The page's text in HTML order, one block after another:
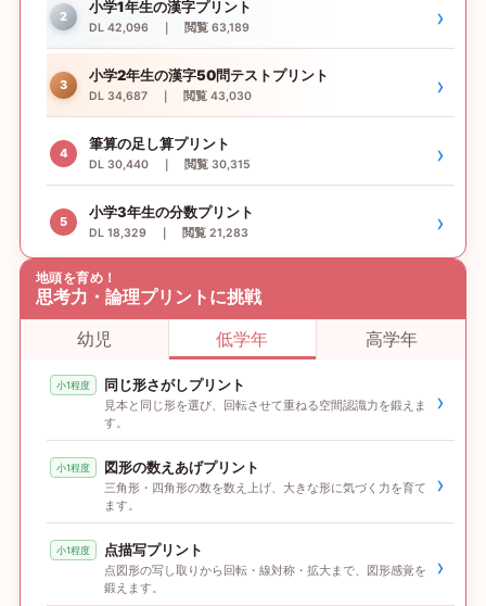
2
小学1年生の漢字プリント
DL 42,096 ｜ 閲覧 63,189 ›
3
小学2年生の漢字50問テストプリント
DL 34,687 ｜ 閲覧 43,030 ›
4
筆算の足し算プリント
DL 30,440 ｜ 閲覧 30,315 ›
5
小学3年生の分数プリント
DL 18,329 ｜ 閲覧 21,283 ›
地頭を育め！
思考力・論理プリントに挑戦
幼児
低学年 高学年
小1程度 同じ形さがしプリント
見本と同じ形を選び、回転させて重ねる空間認識力を鍛えま
す。
›
小1程度 図形の数えあげプリント
三角形・四角形の数を数え上げ、大きな形に気づく力を育て
ます。
›
小1程度 点描写プリント
点図形の写し取りから回転・線対称・拡大まで、図形感覚を
鍛えます。
›